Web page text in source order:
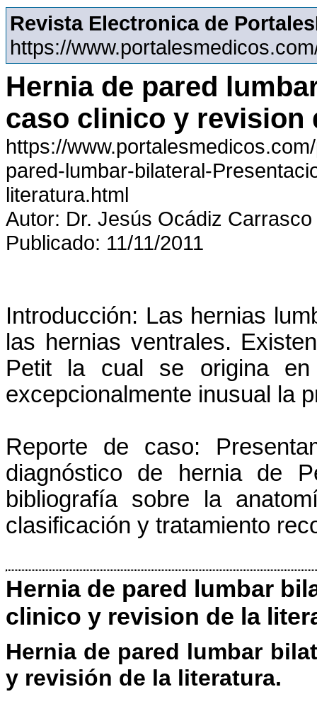
Revista Electronica de
https://
Hernia de pared
caso clinico y revision
https://
pared-lumbar-bilateral-
literatura.html
Autor: Dr. Jesús Ocádiz Carrasco
Publicado: 11/11/2011
Introducción: Las hernias
las hernias ventrales.
Petit la cual se origina
excepcionalmente inusual la
Reporte de caso:
diagnóstico de hernia de
bibliografía sobre la
clasificación y tratamiento
Hernia de pared lumbar
clinico y revision de la
Hernia de pared lumbar
y revisión de la literatura.